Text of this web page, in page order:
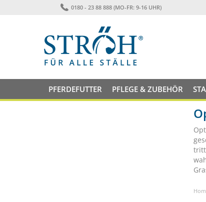
0180 - 23 88 888 (MO-FR: 9-16 UHR)
PFERDEFUTTER PFLEGE & ZUBEHÖR